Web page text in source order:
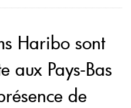
Haribo sont
aux Pays-Bas
de